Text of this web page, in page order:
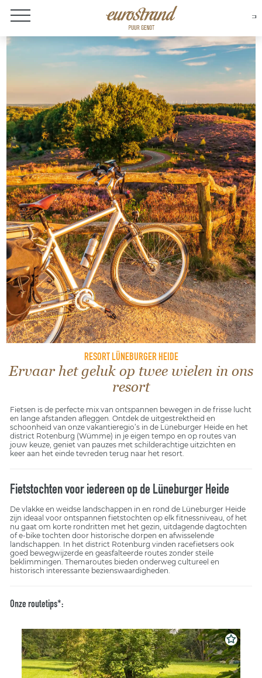
Over Eurostrand
RESORT LÜNEBURGER HEIDE
Ervaar het geluk op twee wielen in ons
resort
Fietsen is de perfecte mix van ontspannen bewegen in de frisse lucht
en lange afstanden afleggen. Ontdek de uitgestrektheid en
schoonheid van onze vakantieregio’s in de Lüneburger Heide en het
district Rotenburg (Wümme) in je eigen tempo en op routes van
jouw keuze, geniet van pauzes met schilderachtige uitzichten en
keer aan het einde tevreden terug naar het resort.
Fietstochten voor iedereen op de Lüneburger Heide
De vlakke en weidse landschappen in en rond de Lüneburger Heide
zijn ideaal voor ontspannen fietstochten op elk fitnessniveau, of het
nu gaat om korte rondritten met het gezin, uitdagende dagtochten
of e-bike tochten door historische dorpen en afwisselende
landschappen. In het district Rotenburg vinden racefietsers ook
goed bewegwijzerde en geasfalteerde routes zonder steile
beklimmingen. Themaroutes bieden onderweg cultureel en
historisch interessante bezienswaardigheden.
Onze routetips*: